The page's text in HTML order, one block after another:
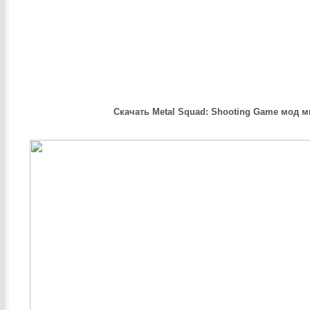
Скачать Metal Squad: Shooting Game мод